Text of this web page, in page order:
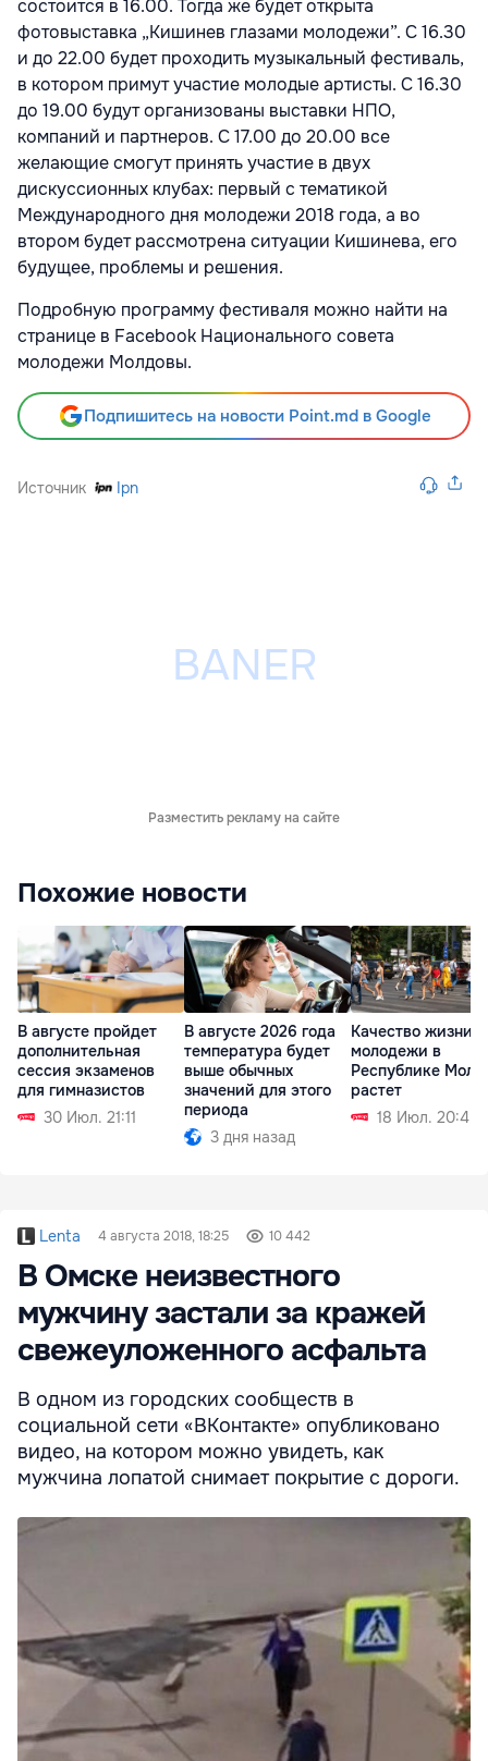
состоится в 16.00. Тогда же будет открыта
фотовыставка „Кишинев глазами молодежи”. С 16.30
и до 22.00 будет проходить музыкальный фестиваль,
в котором примут участие молодые артисты. С 16.30
до 19.00 будут организованы выставки НПО,
компаний и партнеров. С 17.00 до 20.00 все
желающие смогут принять участие в двух
дискуссионных клубах: первый с тематикой
Международного дня молодежи 2018 года, а во
втором будет рассмотрена ситуации Кишинева, его
будущее, проблемы и решения.
Подробную программу фестиваля можно найти на
странице в Facebook Национального совета
молодежи Молдовы.
Подпишитесь на новости Point.md в Google
Источник Ipn
Разместить рекламу на сайте
Похожие новости
В августе пройдет
дополнительная
сессия экзаменов
для гимназистов
30 Июл. 21:11
В августе 2026 года
температура будет
выше обычных
значений для этого
периода
3 дня назад
Качество жизни
молодежи в
Республике
растет
18 Июл. 20:45
Lenta 4 августа 2018, 18:25 10 442
В Омске неизвестного
мужчину застали за кражей
свежеуложенного асфальта
В одном из городских сообществ в
социальной сети «ВКонтакте» опубликовано
видео, на котором можно увидеть, как
мужчина лопатой снимает покрытие с дороги.